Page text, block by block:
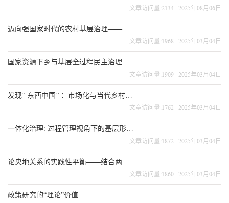
文章访问量:2134 2025年08月06日
迈向强国家时代的农村基层治理———乡村治理现代化的现状、问题与未来
文章访问量:1968 2025年03月04日
文章访问量:1909 2025年03月04日
文章访问量:1762 2025年03月04日
文章访问量:1872 2025年03月04日
文章访问量:1860 2025年03月04日
政策研究的“理论”价值